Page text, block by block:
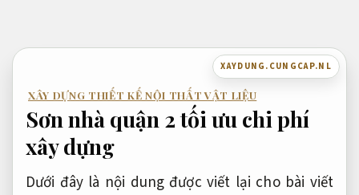
nội
dung
XAYDUNG.CUNGCAP.NL
XÂY DỰNG THIẾT KẾ NỘI THẤT VẬT LIỆU
Sơn nhà quận 2 tối ưu chi phí
xây dựng
Dưới đây là nội dung được viết lại cho bài viết